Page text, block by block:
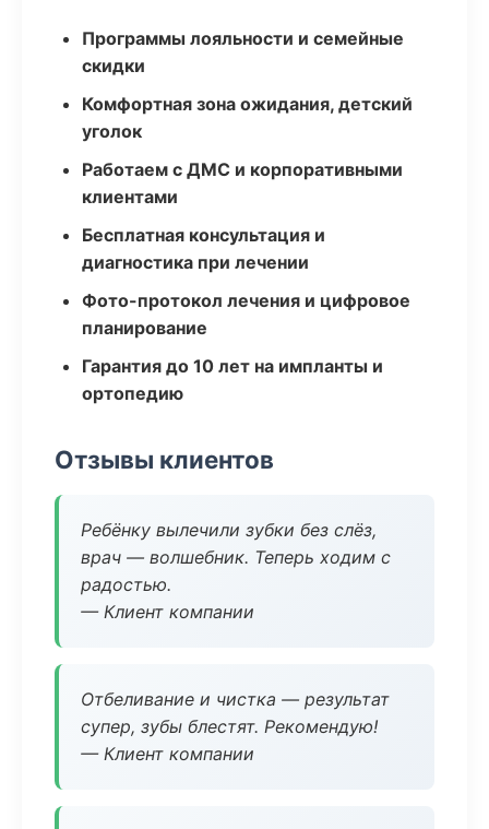
Программы лояльности и семейные
скидки
Комфортная зона ожидания, детский
уголок
Работаем с ДМС и корпоративными
клиентами
Бесплатная консультация и
диагностика при лечении
Фото-протокол лечения и цифровое
планирование
Гарантия до 10 лет на импланты и
ортопедию
Отзывы клиентов
Ребёнку вылечили зубки без слёз,
врач — волшебник. Теперь ходим с
радостью.
— Клиент компании
Отбеливание и чистка — результат
супер, зубы блестят. Рекомендую!
— Клиент компании